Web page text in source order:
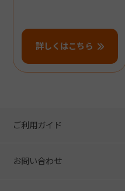
詳しくはこちら
ご利用ガイド
お問い合わせ